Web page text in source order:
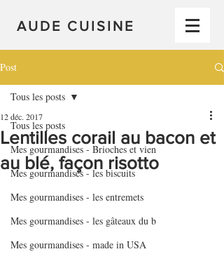
AUDE CUISINE
Post
Tous les posts
Mes gourmandises - Brioches et vien
Mes gourmandises - les biscuits
Mes gourmandises - les entremets
Mes gourmandises - les gâteaux du b
Mes gourmandises - made in USA
Tous les posts
Lentilles corail au bacon et
au blé, façon risotto
12 déc. 2017